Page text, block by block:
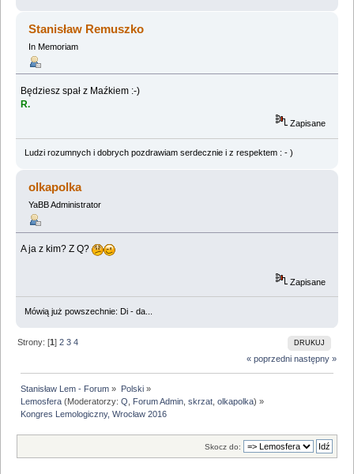
Stanisław Remuszko
In Memoriam
Będziesz spał z Maźkiem :-)
R.
Zapisane
Ludzi rozumnych i dobrych pozdrawiam serdecznie i z respektem : - )
olkapolka
YaBB Administrator
A ja z kim? Z Q?
Zapisane
Mówią już powszechnie: Di - da...
DRUKUJ
Strony: [1]2 3 4
« poprzedni następny »
Stanisław Lem - Forum » Polski»
Lemosfera (Moderatorzy:Q Forum Admin ,skrzat ,olkapolka) »
Kongres Lemologiczny, Wrocław 2016
Skocz do: